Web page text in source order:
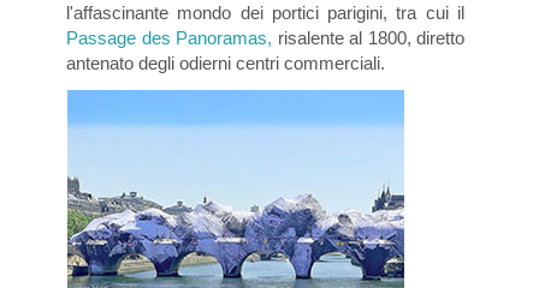
l'affascinante mondo dei portici parigini, tra cui il
Passage des Panoramas, risalente al 1800, diretto
antenato degli odierni centri commerciali.